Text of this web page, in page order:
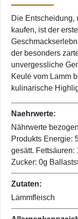
Die Entscheidung,
kaufen, ist der
der besonders
unvergessliche
Keule vom Lamm
kulinarische
Naehrwerte:
Nährwerte
Produkts Energie:
gesätt. Fettsäuren:
Zucker: 0g
Zutaten:
Lammfleisch